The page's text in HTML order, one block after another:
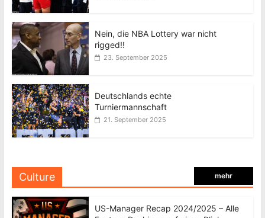
Nein, die NBA Lottery war nicht
rigged!!
23. September 2025
Deutschlands echte
Turniermannschaft
21. September 2025
Culture mehr
US-Manager Recap 2024/2025 – Alle